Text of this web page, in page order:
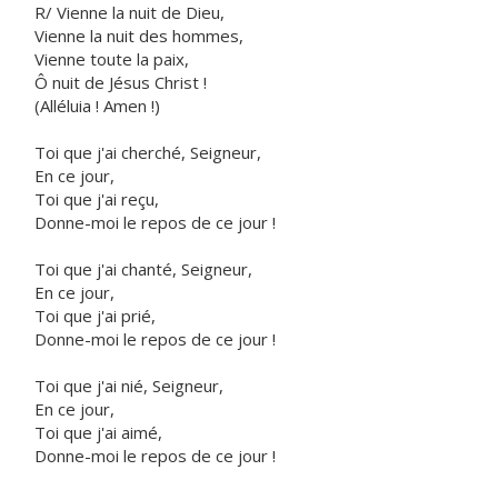
R/ Vienne la nuit de Dieu,
Vienne la nuit des hommes,
Vienne toute la paix,
Ô nuit de Jésus Christ !
(Alléluia ! Amen !)
Toi que j'ai cherché, Seigneur,
En ce jour,
Toi que j'ai reçu,
Donne-moi le repos de ce jour !
Toi que j'ai chanté, Seigneur,
En ce jour,
Toi que j'ai prié,
Donne-moi le repos de ce jour !
Toi que j'ai nié, Seigneur,
En ce jour,
Toi que j'ai aimé,
Donne-moi le repos de ce jour !